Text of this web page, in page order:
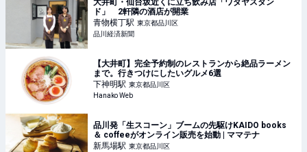
大井町・仙台坂近くに立ち飲み店「ワダヤスタン
ド」 2軒隣の酒店が開業
青物横丁駅 東京都品川区
品川経済新聞
【大井町】完全予約制のレストランから絶品ラーメン
まで。行きつけにしたいグルメ6選
下神明駅 東京都品川区
Hanako Web
品川発「生スコーン」ブームの先駆けKAIDO books
＆ coffeeがオンライン販売を始動 | ママテナ
新馬場駅 東京都品川区